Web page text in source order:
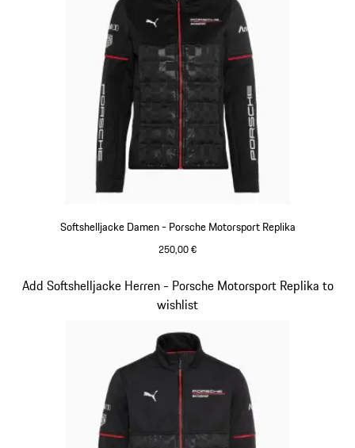
Softshelljacke Damen - Porsche Motorsport Replika
250,00 €
Add Softshelljacke Herren - Porsche Motorsport Replika to
wishlist
Slide 13 von 20